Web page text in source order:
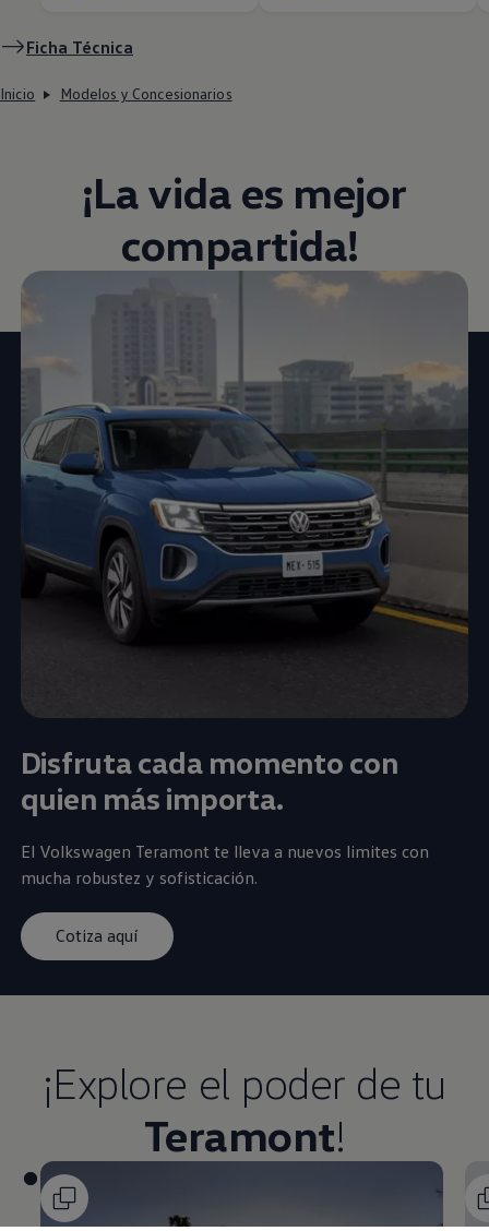
Ficha Técnica
Inicio Modelos y Concesionarios
¡La vida es mejor
compartida! ​
Disfruta cada momento con
quien más importa.​
El Volkswagen Teramontte lleva a nuevos limites con
mucha robustez y sofisticación.​
Cotiza aquí
¡Explore el poder de tu
Teramont!​